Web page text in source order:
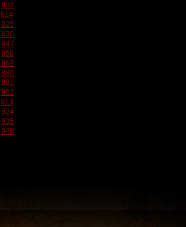
803
814
825
836
847
858
869
880
891
902
913
924
935
946